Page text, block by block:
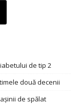
de tip 2
două decenii
de spălat